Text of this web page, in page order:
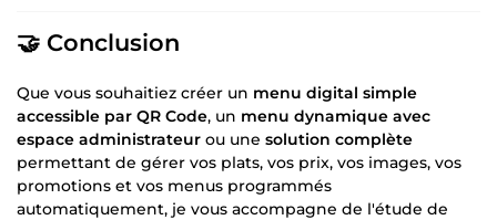
🤝 Conclusion
Que vous souhaitiez créer un menu digital simple
accessible par QR Code, un menu dynamique avec
espace administrateur ou une solution complète
permettant de gérer vos plats, vos prix, vos images, vos
promotions et vos menus programmés
automatiquement, je vous accompagne de l'étude de